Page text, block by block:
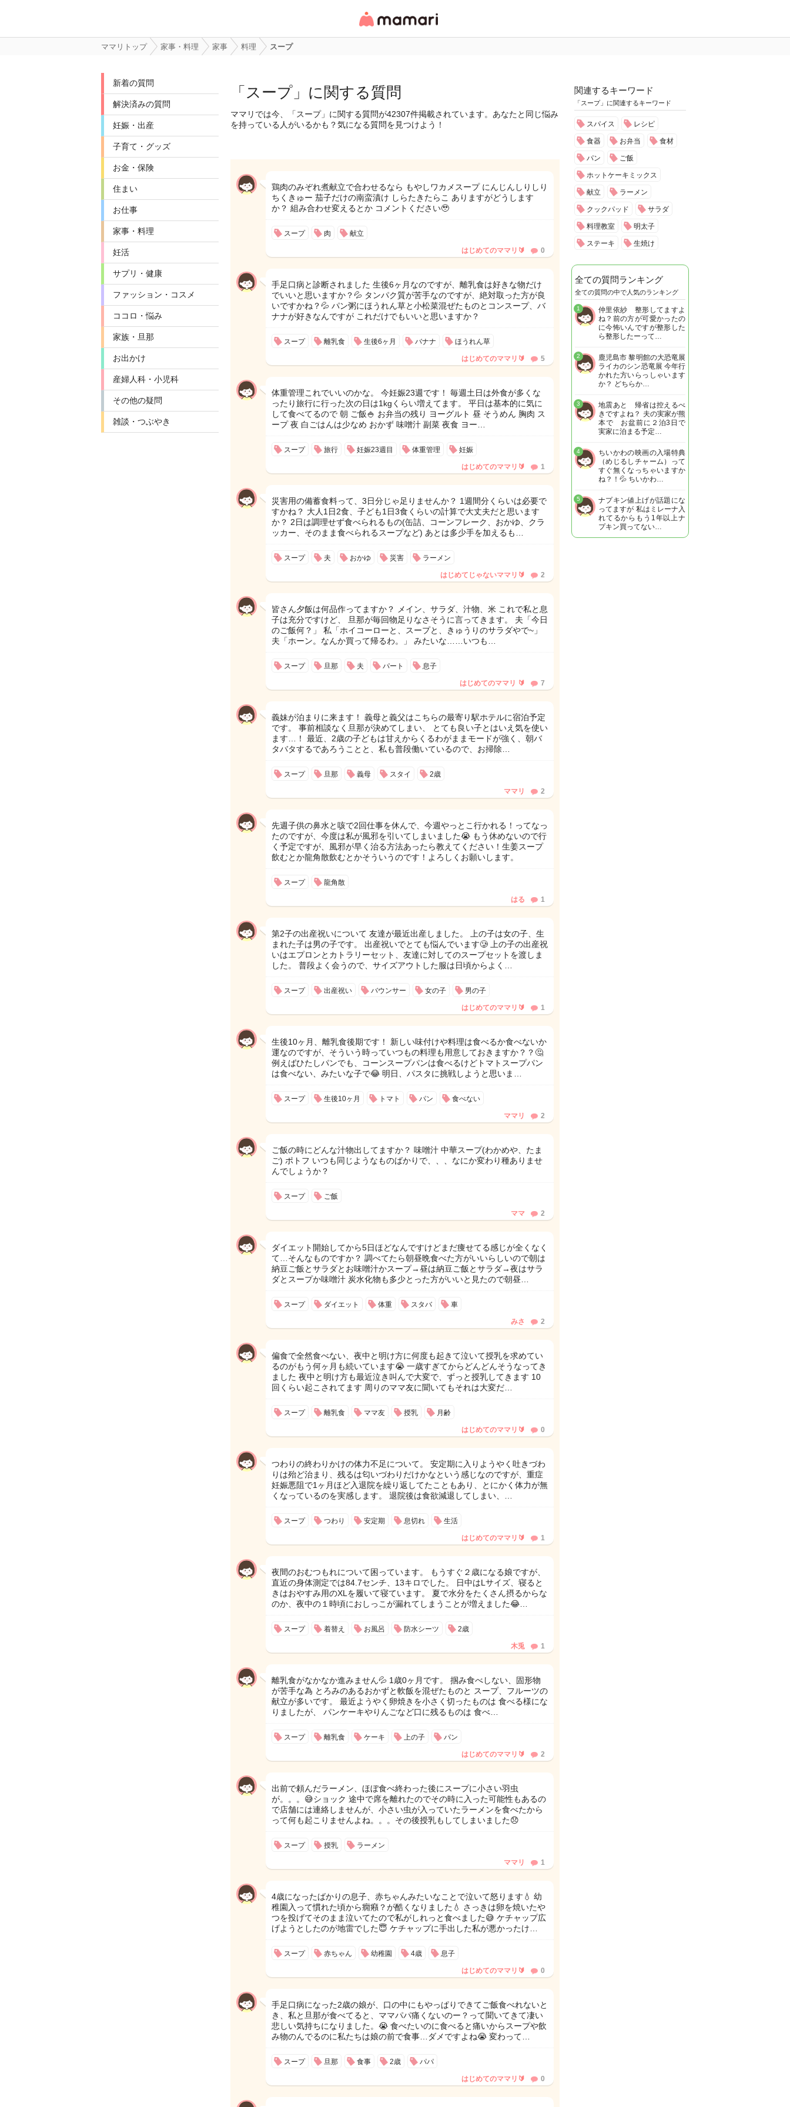
リ・情報サイト
ママリトップ 家事・料理 家事 料理 スープ
新着の質問
解決済みの質問
妊娠・出産
子育て・グッズ
お金・保険
住まい
お仕事
家事・料理
妊活
サプリ・健康
ファッション・コスメ
ココロ・悩み
家族・旦那
お出かけ
産婦人科・小児科
その他の疑問
雑談・つぶやき
「スープ」に関する質問
ママリでは今、「スープ」に関する質問が42307件掲載されています。あなたと同じ悩み
を持っている人がいるかも？気になる質問を見つけよう！
鶏肉のみぞれ煮献立で合わせるなら もやしワカメスープ にんじんしりしり
ちくきゅー 茄子だけの南蛮漬け しらたきたらこ ありますがどうします
か？ 組み合わせ変えるとか コメントください🥹
スープ 肉 献立
はじめてのママリ🔰 0
手足口病と診断されました 生後6ヶ月なのですが、離乳食は好きな物だけ
でいいと思いますか？💦 タンパク質が苦手なのですが、絶対取った方が良
いですかね？💦 パン粥にほうれん草と小松菜混ぜたものとコンスープ、バ
ナナが好きなんですが これだけでもいいと思いますか？
スープ 離乳食 生後6ヶ月 バナナ ほうれん草
はじめてのママリ🔰 5
体重管理これでいいのかな。 今妊娠23週です！ 毎週土日は外食が多くな
ったり旅行に行った次の日は1kgくらい増えてます。 平日は基本的に気に
して食べてるので 朝 ご飯🍚 お弁当の残り ヨーグルト 昼 そうめん 胸肉 ス
ープ 夜 白ごはんは少なめ おかず 味噌汁 副菜 夜食 ヨー…
スープ 旅行 妊娠23週目 体重管理 妊娠
はじめてのママリ🔰 1
災害用の備蓄食料って、3日分じゃ足りませんか？ 1週間分くらいは必要で
すかね？ 大人1日2食、子ども1日3食くらいの計算で大丈夫だと思います
か？ 2日は調理せず食べられるもの(缶詰、コーンフレーク、おかゆ、クラ
ッカー、そのまま食べられるスープなど) あとは多少手を加えるも…
スープ 夫 おかゆ 災害 ラーメン
はじめてじゃないママリ🔰 2
皆さん夕飯は何品作ってますか？ メイン、サラダ、汁物、米 これで私と息
子は充分ですけど、 旦那が毎回物足りなさそうに言ってきます。 夫「今日
のご飯何？」 私「ホイコーローと、スープと、きゅうりのサラダやで~」
夫「ホーン。なんか買って帰るわ。」 みたいな……いつも…
スープ 旦那 夫 パート 息子
はじめてのママリ 🔰 7
義妹が泊まりに来ます！ 義母と義父はこちらの最寄り駅ホテルに宿泊予定
です。 事前相談なく旦那が決めてしまい、 とても良い子とはいえ気を使い
ます…！ 最近、2歳の子どもは甘えからくるわがままモードが強く、朝バ
タバタするであろうことと、私も普段働いているので、お掃除…
スープ 旦那 義母 スタイ 2歳
ママリ 2
先週子供の鼻水と咳で2回仕事を休んで、今週やっとこ行かれる！ってなっ
たのですが、今度は私が風邪を引いてしまいました😭 もう休めないので行
く予定ですが、風邪が早く治る方法あったら教えてください！生姜スープ
飲むとか龍角散飲むとかそういうのです！よろしくお願いします。
スープ 龍角散
はる 1
第2子の出産祝いについて 友達が最近出産しました。 上の子は女の子、生
まれた子は男の子です。 出産祝いでとても悩んでいます🥲 上の子の出産祝
いはエプロンとカトラリーセット、友達に対してのスープセットを渡しま
した。 普段よく会うので、サイズアウトした服は日頃からよく…
スープ 出産祝い バウンサー 女の子 男の子
はじめてのママリ🔰 1
生後10ヶ月、離乳食後期です！ 新しい味付けや料理は食べるか食べないか
運なのですが、そういう時っていつもの料理も用意しておきますか？？🤔
例えばひたしパンでも、コーンスープパンは食べるけどトマトスープパン
は食べない、みたいな子で😂 明日、パスタに挑戦しようと思いま…
スープ 生後10ヶ月 トマト パン 食べない
ママリ 2
ご飯の時にどんな汁物出してますか？ 味噌汁 中華スープ(わかめや、たま
ご) ポトフ いつも同じようなものばかりで、、、なにか変わり種ありませ
んでしょうか？
スープ ご飯
ママ 2
ダイエット開始してから5日ほどなんですけどまだ痩せてる感じが全くなく
て…そんなものですか？ 調べてたら朝昼晩食べた方がいいらしいので朝は
納豆ご飯とサラダとお味噌汁かスープ→昼は納豆ご飯とサラダ→夜はサラ
ダとスープか味噌汁 炭水化物も多少とった方がいいと見たので朝昼…
スープ ダイエット 体重 スタバ 車
みさ 2
偏食で全然食べない、夜中と明け方に何度も起きて泣いて授乳を求めてい
るのがもう何ヶ月も続いています😭 一歳すぎてからどんどんそうなってき
ました 夜中と明け方も最近泣き叫んで大変で、ずっと授乳してきます 10
回くらい起こされてます 周りのママ友に聞いてもそれは大変だ…
スープ 離乳食 ママ友 授乳 月齢
はじめてのママリ🔰 0
つわりの終わりかけの体力不足について。 安定期に入りようやく吐きづわ
りは殆ど治まり、残るは匂いづわりだけかなという感じなのですが、重症
妊娠悪阻で1ヶ月ほど入退院を繰り返してたこともあり、とにかく体力が無
くなっているのを実感します。 退院後は食欲減退してしまい、…
スープ つわり 安定期 息切れ 生活
はじめてのママリ🔰 1
夜間のおむつもれについて困っています。 もうすぐ２歳になる娘ですが、
直近の身体測定では84.7センチ、13キロでした。 日中はLサイズ、寝ると
きはおやすみ用のXLを履いて寝ています。 夏で水分をたくさん摂るからな
のか、夜中の１時頃におしっこが漏れてしまうことが増えました😂…
スープ 着替え お風呂 防水シーツ 2歳
木兎 1
離乳食がなかなか進みません💦 1歳0ヶ月です。 掴み食べしない、固形物
が苦手な為 とろみのあるおかずと軟飯を混ぜたものと スープ、フルーツの
献立が多いです。 最近ようやく卵焼きを小さく切ったものは 食べる様にな
りましたが、 パンケーキやりんごなど口に残るものは 食べ…
スープ 離乳食 ケーキ 上の子 パン
はじめてのママリ🔰 2
出前で頼んだラーメン、ほぼ食べ終わった後にスープに小さい羽虫
が。。。😅ショック 途中で席を離れたのでその時に入った可能性もあるの
で店舗には連絡しませんが、小さい虫が入っていたラーメンを食べたから
って何も起こりませんよね。。。その後授乳もしてしまいました😞
スープ 授乳 ラーメン
ママリ 1
4歳になったばかりの息子、赤ちゃんみたいなことで泣いて怒ります💧 幼
稚園入って慣れた頃から癇癪？が酷くなりました💧 さっきは卵を焼いたや
つを投げてそのまま泣いてたので私がしれっと食べました😅 ケチャップ広
げようとしたのが地雷でした😇 ケチャップに手出した私が悪かったけ…
スープ 赤ちゃん 幼稚園 4歳 息子
はじめてのママリ🔰 0
手足口病になった2歳の娘が、口の中にもやっぱりできてご飯食べれないと
き、私と旦那が食べてると、ママパパ痛くないのー？って聞いてきて凄い
悲しい気持ちになりました。😭 食べたいのに食べると痛いからスープや飲
み物のんでるのに私たちは娘の前で食事…ダメですよね😭 変わって…
スープ 旦那 食事 2歳 パパ
はじめてのママリ🔰 0
関連するキーワード
「スープ」に関連するキーワード
スパイス レシピ
食器 お弁当 食材
パン ご飯
ホットケーキミックス
献立 ラーメン
クックパッド サラダ
料理教室 明太子
ステーキ 生焼け
全ての質問ランキング
全ての質問の中で人気のランキング
仲里依紗 整形してますよ
ね？前の方が可愛かったの
に今怖いんですが整形した
ら整形したーって…
1
鹿児島市 黎明館の大恐竜展
ライカのシン恐竜展 今年行
かれた方いらっしゃいます
か？ どちらか…
2
地震あと 帰省は控えるべ
きですよね？ 夫の実家が熊
本で お盆前に２泊3日で
実家に泊まる予定…
3
ちいかわの映画の入場特典
（めじるしチャーム）って
すぐ無くなっちゃいますか
ね？！💦 ちいかわ…
4
ナプキン値上げが話題にな
ってますが 私はミレーナ入
れてるからもう1年以上ナ
プキン買ってない…
5